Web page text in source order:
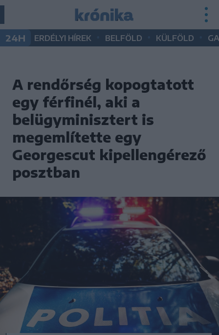
24H ERDÉLYI HÍREK BELFÖLD KÜLFÖLD
A rendőrség kopogtatott
egy férfinél, aki a
belügyminisztert is
megemlítette egy
Georgescut kipellengérező
posztban